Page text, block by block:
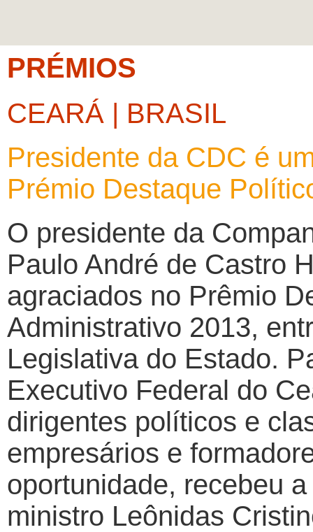
PRÉMIOS
CEARÁ | BRASIL
Presidente da CDC é
Prémio Destaque
O presidente da
Paulo André de Castro
agraciados no Prêmio
Administrativo 2013,
Legislativa do Estado.
Executivo Federal do
dirigentes políticos e
empresários e
oportunidade, recebeu
ministro Leônidas